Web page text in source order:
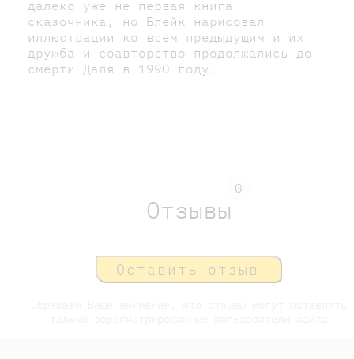
далеко уже не первая книга
сказочника, но Блейк нарисовал
иллюстрации ко всем предыдущим и их
дружба и соавторство продолжались до
смерти Даля в 1990 году.
Отзывы
0
Оставить отзыв